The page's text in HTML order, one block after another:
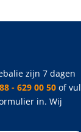
zijn 7 dagen
- 629 00 50of vul
in. Wij